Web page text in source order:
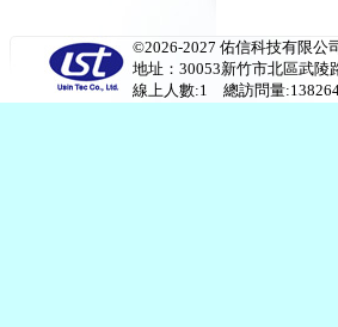
©2026-2027 佑信科技有限公
地址：30053新竹市北區武陵
線上人數:1 總訪問量